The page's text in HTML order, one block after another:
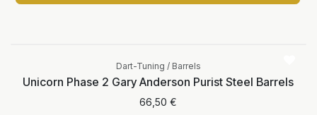
Dart-Tuning / Barrels
Unicorn Phase 2 Gary Anderson Purist Steel Barrels
66,50 €